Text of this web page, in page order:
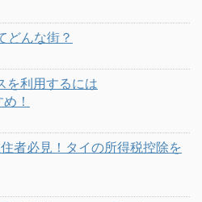
どんな街？
を利用するには
！
者必見！タイの所得税控除を